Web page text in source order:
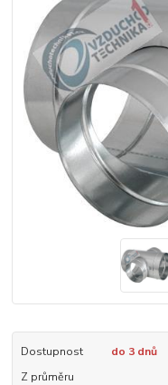
Dostupnost
do 3 dnů
Z průměru